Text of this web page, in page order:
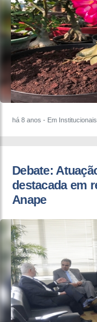
há 8 anos - Em Institucionais
Debate:
destacada em
Anape